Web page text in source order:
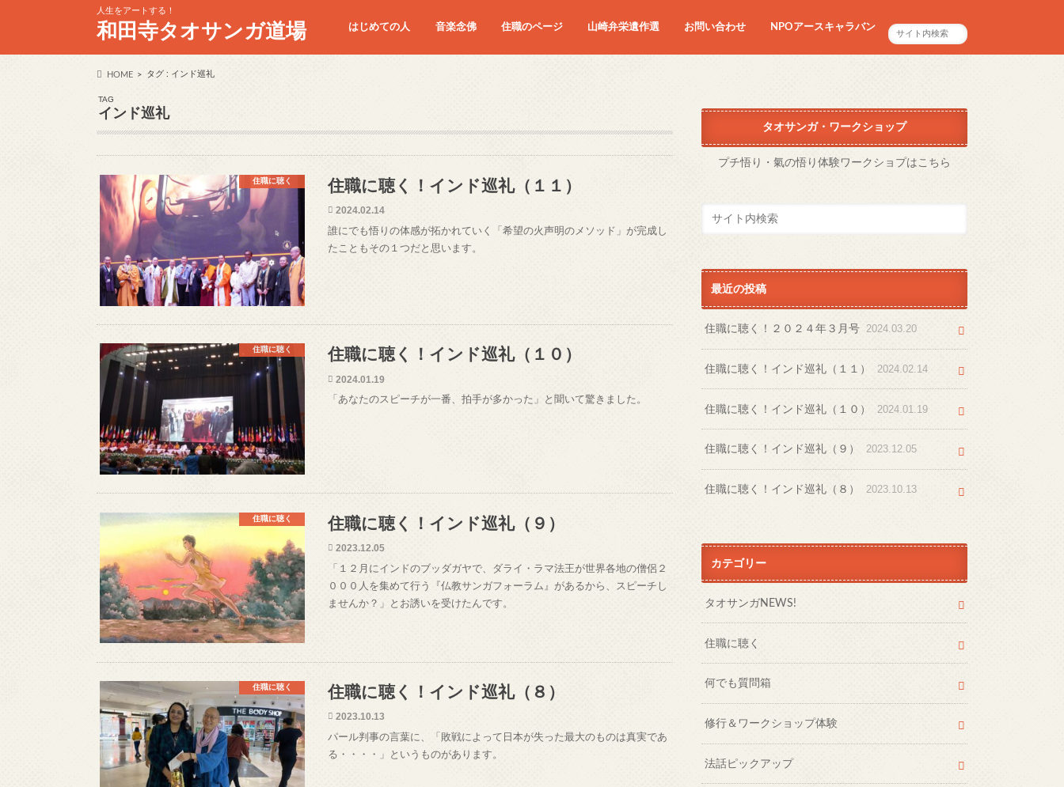
人生をアートする！
和田寺タオサンガ道場 はじめての人 音楽念佛 住職のページ 山崎弁栄遺作選 お問い合わせ NPOアースキャラバン
HOME タグ : インド巡礼
TAG
インド巡礼
住職に聴く 住職に聴く！インド巡礼（１１）
2024.02.14
誰にでも悟りの体感が拓かれていく「希望の火声明のメソッド」が完成し
たこともその１つだと思います。
住職に聴く 住職に聴く！インド巡礼（１０）
2024.01.19
「あなたのスピーチが一番、拍手が多かった」と聞いて驚きました。
住職に聴く 住職に聴く！インド巡礼（９）
2023.12.05
「１２月にインドのブッダガヤで、ダライ・ラマ法王が世界各地の僧侶２
０００人を集めて行う『仏教サンガフォーラム』があるから、スピーチし
ませんか？」とお誘いを受けたんです。
住職に聴く 住職に聴く！インド巡礼（８）
2023.10.13
パール判事の言葉に、「敗戦によって日本が失った最大のものは真実であ
る・・・・」というものがあります。
タオサンガ・ワークショップ
プチ悟り・氣の悟り体験ワークショプはこちら
最近の投稿
住職に聴く！２０２４年３月号 2024.03.20
住職に聴く！インド巡礼（１１） 2024.02.14
住職に聴く！インド巡礼（１０） 2024.01.19
住職に聴く！インド巡礼（９） 2023.12.05
住職に聴く！インド巡礼（８） 2023.10.13
カテゴリー
タオサンガNEWS!
住職に聴く
何でも質問箱
修行＆ワークショップ体験
法話ピックアップ